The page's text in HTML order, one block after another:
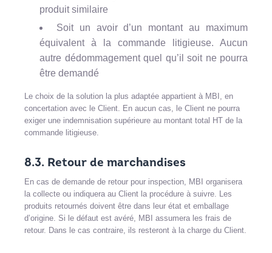
produit similaire
Soit un avoir d’un montant au maximum
équivalent à la commande litigieuse. Aucun
autre dédommagement quel qu’il soit ne pourra
être demandé
Le choix de la solution la plus adaptée appartient à MBI, en
concertation avec le Client. En aucun cas, le Client ne pourra
exiger une indemnisation supérieure au montant total HT de la
commande litigieuse.
8.3. Retour de marchandises
En cas de demande de retour pour inspection, MBI organisera
la collecte ou indiquera au Client la procédure à suivre. Les
produits retournés doivent être dans leur état et emballage
d’origine. Si le défaut est avéré, MBI assumera les frais de
retour. Dans le cas contraire, ils resteront à la charge du Client.